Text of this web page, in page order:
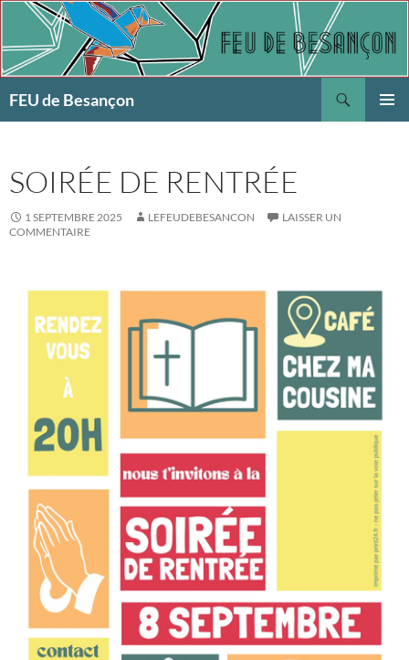
Aller
contenu
FEU de Besançon
SOIRÉE DE RENTRÉE
1 SEPTEMBRE 2025 LEFEUDEBESANCON
LAISSER UN
COMMENTAIRE